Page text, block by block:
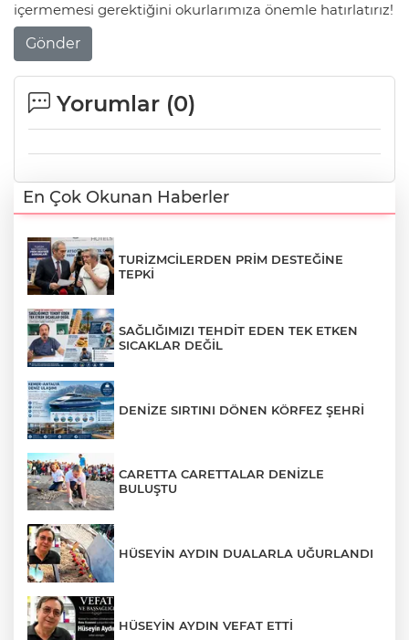
içermemesi gerektiğini okurlarımıza önemle hatırlatırız!
Gönder
Yorumlar (0)
En Çok Okunan Haberler
TURİZMCİLERDEN PRİM DESTEĞİNE
TEPKİ
SAĞLIĞIMIZI TEHDİT EDEN TEK ETKEN
SICAKLAR DEĞİL
DENİZE SIRTINI DÖNEN KÖRFEZ ŞEHRİ
CARETTA CARETTALAR DENİZLE
BULUŞTU
HÜSEYİN AYDIN DUALARLA UĞURLANDI
HÜSEYİN AYDIN VEFAT ETTİ